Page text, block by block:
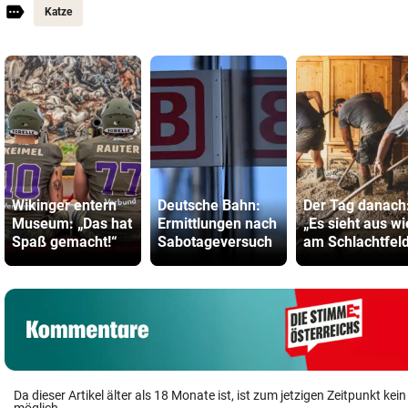
Katze
Wikinger entern
Museum: „Das hat
Spaß gemacht!“
Deutsche Bahn:
Ermittlungen nach
Sabotageversuch
Der Tag
„Es sieht aus
am
Da dieser Artikel älter als 18 Monate ist, ist zum jetzigen Zeitpunkt